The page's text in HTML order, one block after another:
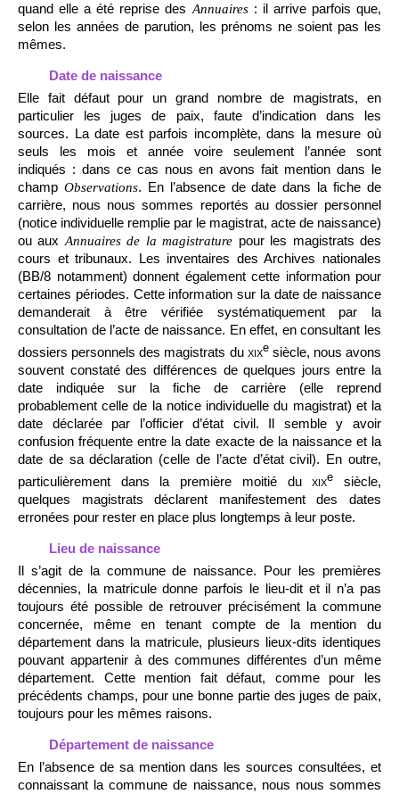
quand elle a été reprise des Annuaires: il arrive parfois que,
selon les années de parution, les prénoms ne soient pas les
mêmes.
Date de naissance
Elle fait défaut pour un grand nombre de magistrats, en
particulier les juges de paix, faute d’indication dans les
sources. La date est parfois incomplète, dans la mesure où
seuls les mois et année voire seulement l’année sont
indiqués : dans ce cas nous en avons fait mention dans le
champ Observations. En l’absence de date dans la fiche de
carrière, nous nous sommes reportés au dossier personnel
(notice individuelle remplie par le magistrat, acte de naissance)
ou aux Annuaires de la magistrature pour les magistrats des
cours et tribunaux. Les inventaires des Archives nationales
(BB/8 notamment) donnent également cette information pour
certaines périodes. Cette information sur la date de naissance
demanderait à être vérifiée systématiquement par la
consultation de l’acte de naissance. En effet, en consultant les
dossiers personnels des magistrats du xixesiècle, nous avons
souvent constaté des différences de quelques jours entre la
date indiquée sur la fiche de carrière (elle reprend
probablement celle de la notice individuelle du magistrat) et la
date déclarée par l’officier d’état civil. Il semble y avoir
confusion fréquente entre la date exacte de la naissance et la
date de sa déclaration (celle de l’acte d’état civil). En outre,
particulièrement dans la première moitié duxixe
siècle,
quelques magistrats déclarent manifestement des dates
erronées pour rester en place plus longtemps à leur poste.
Lieu de naissance
Il s’agit de la commune de naissance. Pour les premières
décennies, la matricule donne parfois le lieu-dit et il n’a pas
toujours été possible de retrouver précisément la commune
concernée, même en tenant compte de la mention du
département dans la matricule, plusieurs lieux-dits identiques
pouvant appartenir à des communes différentes d’un même
département. Cette mention fait défaut, comme pour les
précédents champs, pour une bonne partie des juges de paix,
toujours pour les mêmes raisons.
Département de naissance
En l’absence de sa mention dans les sources consultées, et
connaissant la commune de naissance, nous nous sommes